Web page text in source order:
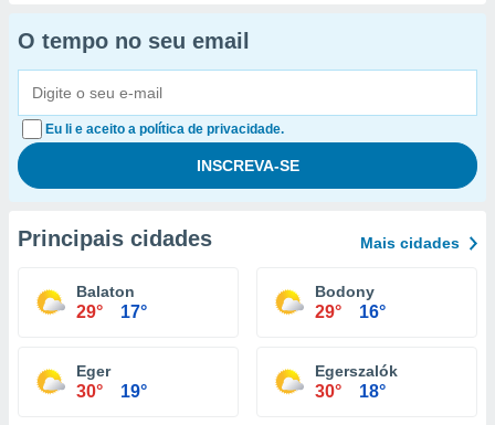
O tempo no seu email
Eu li e aceito a política de privacidade.
Principais cidades Mais cidades
Balaton
29° 17°
Bodony
29° 16°
Eger
30° 19°
Egerszalók
30° 18°